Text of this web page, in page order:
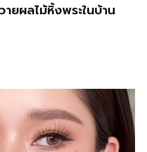
ยผลไม้หิ้งพระในบ้าน